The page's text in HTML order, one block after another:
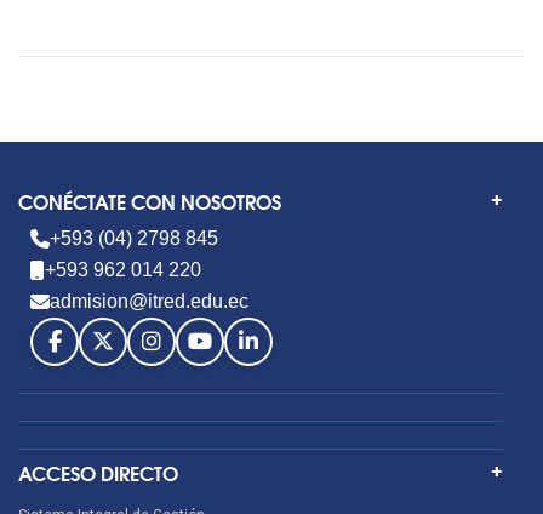
CONÉCTATE CON NOSOTROS
+593 (04) 2798 845
+593 962 014 220
admision@itred.edu.ec
ACCESO DIRECTO